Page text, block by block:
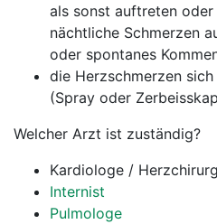
als sonst auftreten oder
nächtliche Schmerzen
oder spontanes
die Herzschmerzen
(Spray oder
Welcher Arzt ist zuständig?
Kardiologe / Herzchirurg
Internist
Pulmologe